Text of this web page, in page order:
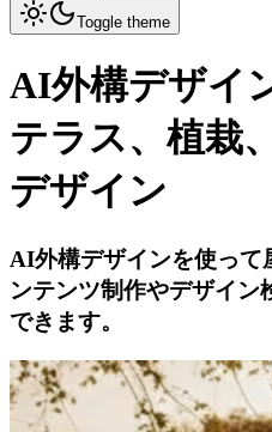
Toggle theme
AI外構デザイ
テラス、植栽
デザイン
AI外構デザインを使って
ンテンツ制作やデザイン
できます。